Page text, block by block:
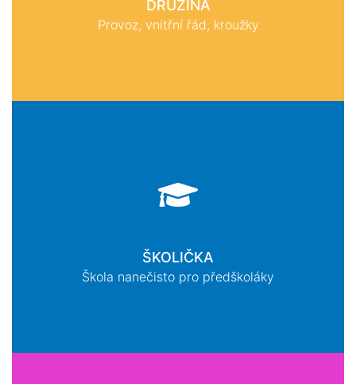
DRUŽINA
Provoz, vnitřní řád, kroužky
ŠKOLIČKA
Škola nanečisto pro předškoláky